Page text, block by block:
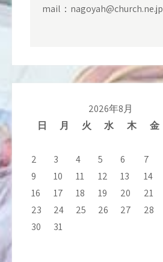
mail：nagoyah@church.ne.jp
2026年8月
日
月 火 水 木 金
2
3 4 5 6 7
9
10 11 12 13 14
16
17 18 19 20 21
23
24 25 26 27 28
30
31